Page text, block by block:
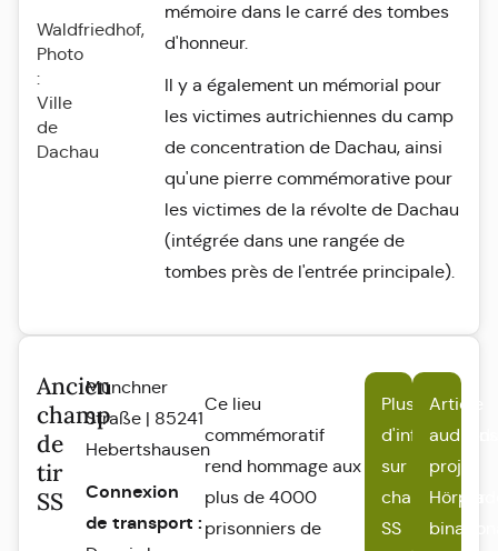
Waldfriedhof,
Photo
:
Ville
de
Dachau
mémoire dans le carré des tombes
d'honneur.
Il y a également un mémorial pour
les victimes autrichiennes du camp
de concentration de Dachau, ainsi
qu'une pierre commémorative pour
les victimes de la révolte de Dachau
(intégrée dans une rangée de
tombes près de l'entrée principale).
Ancien
champ
de
tir
SS
Münchner
Straße | 85241
Hebertshausen
Connexion
de transport :
Ce lieu
commémoratif
rend hommage aux
plus de 4000
prisonniers de
Plus
d'informations
sur l'ancien
champ de tir
SS
Article
audio
projet